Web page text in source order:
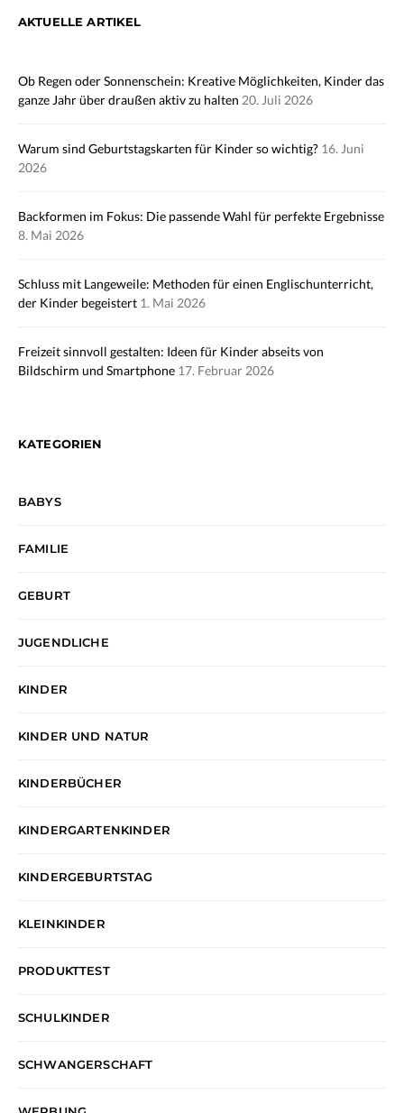
AKTUELLE ARTIKEL
Ob Regen oder Sonnenschein: Kreative Möglichkeiten, Kinder das
ganze Jahr über draußen aktiv zu halten 20. Juli 2026
Warum sind Geburtstagskarten für Kinder so wichtig? 16. Juni
2026
Backformen im Fokus: Die passende Wahl für perfekte Ergebnisse
8. Mai 2026
Schluss mit Langeweile: Methoden für einen Englischunterricht,
der Kinder begeistert 1. Mai 2026
Freizeit sinnvoll gestalten: Ideen für Kinder abseits von
Bildschirm und Smartphone 17. Februar 2026
KATEGORIEN
BABYS
FAMILIE
GEBURT
JUGENDLICHE
KINDER
KINDER UND NATUR
KINDERBÜCHER
KINDERGARTENKINDER
KINDERGEBURTSTAG
KLEINKINDER
PRODUKTTEST
SCHULKINDER
SCHWANGERSCHAFT